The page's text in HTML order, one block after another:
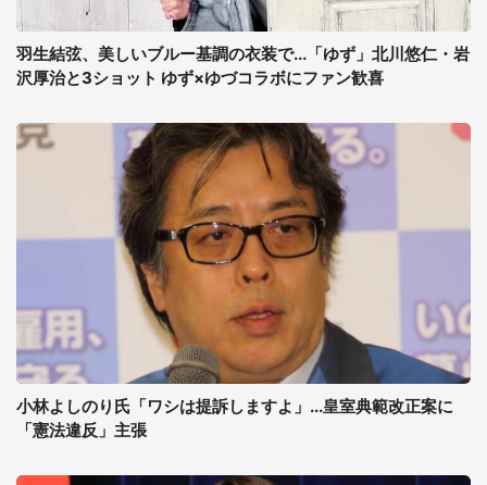
羽生結弦、美しいブルー基調の衣装で...「ゆず」北川悠仁・岩
沢厚治と3ショット ゆず×ゆづコラボにファン歓喜
小林よしのり氏「ワシは提訴しますよ」...皇室典範改正案に
「憲法違反」主張